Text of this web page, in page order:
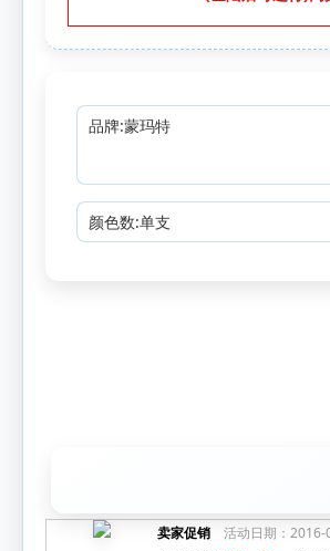
品牌:蒙玛特
颜色数:单支
卖家促销 活动日期：2016-